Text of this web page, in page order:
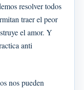
resolver todos
traer el peor
el amor. Y
anti
nos pueden